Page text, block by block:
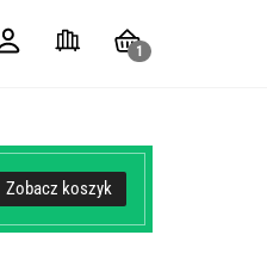
1
Zobacz koszyk